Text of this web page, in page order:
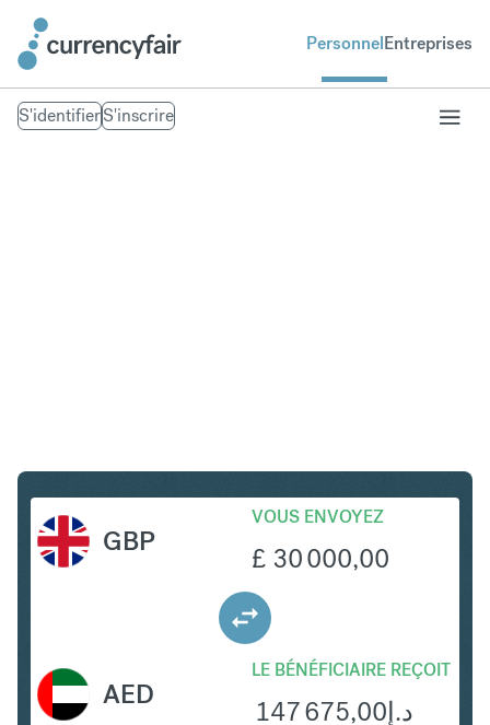
PersonnelEntreprises
S'identifierS'inscrire
GBP
VOUS ENVOYEZ
£ 30 000,00
LE BÉNÉFICIAIRE REÇOIT
د.إ147 675,00
AED